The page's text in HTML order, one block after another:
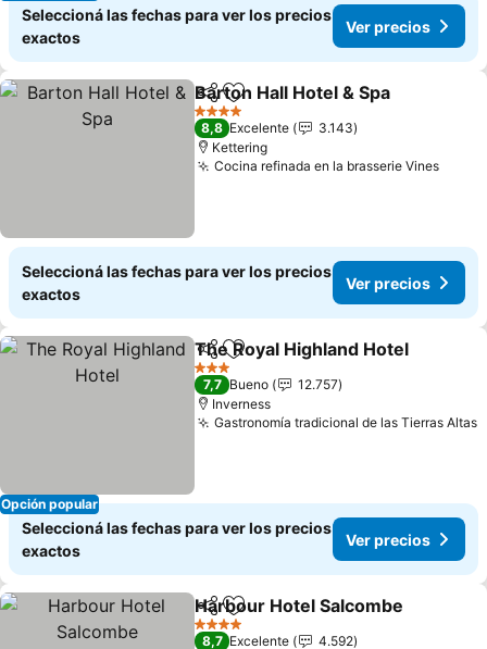
Seleccioná las fechas para ver los precios
exactos
Ver precios
CompartirAñadir a favoritos
Barton Hall Hotel & Spa
4 Estrellas
8,8 Excelente
3.143
Kettering
Cocina refinada en la brasserie VinesVer
Seleccioná las fechas para ver los precios
exactos
Ver precios
Opción popular
Compartir
Añadir a favoritos
The Royal Highland Hotel
3 Estrellas
7,7 Bueno
12.757
Inverness
Gastronomía tradicional de las Tierras Altas
Seleccioná las fechas para ver los precios
exactos
Ver precios
CompartirAñadir a favoritos
Harbour Hotel Salcombe
4 Estrellas
8,7 Excelente 4.592